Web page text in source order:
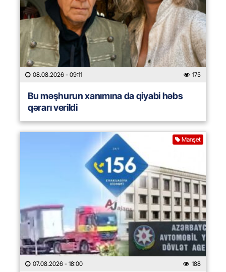
08.08.2026 - 09:11 175
Bu məşhurun xanımına da qiyabi həbs
qərarı verildi
Manşet
07.08.2026 - 18:00 188